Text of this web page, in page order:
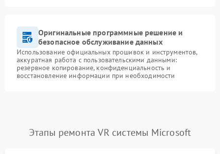
Оригинальные программные решение и
безопасное обслуживание данных
Использование официальных прошивок и инструментов,
аккуратная работа с пользовательскими данными:
резервное копирование, конфиденциальность и
восстановление информации при необходимости
Этапы ремонта VR системы Microsoft